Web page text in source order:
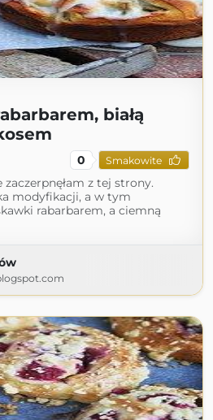
białą
0 Smakowite
z tej strony.
modyfikacji, a w tym
rabarbarem, a ciemną